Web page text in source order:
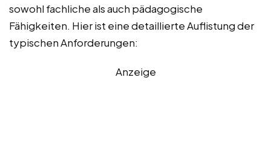
sowohl fachliche als auch pädagogische
Fähigkeiten. Hier ist eine detaillierte Auflistung der
typischen Anforderungen:
Anzeige